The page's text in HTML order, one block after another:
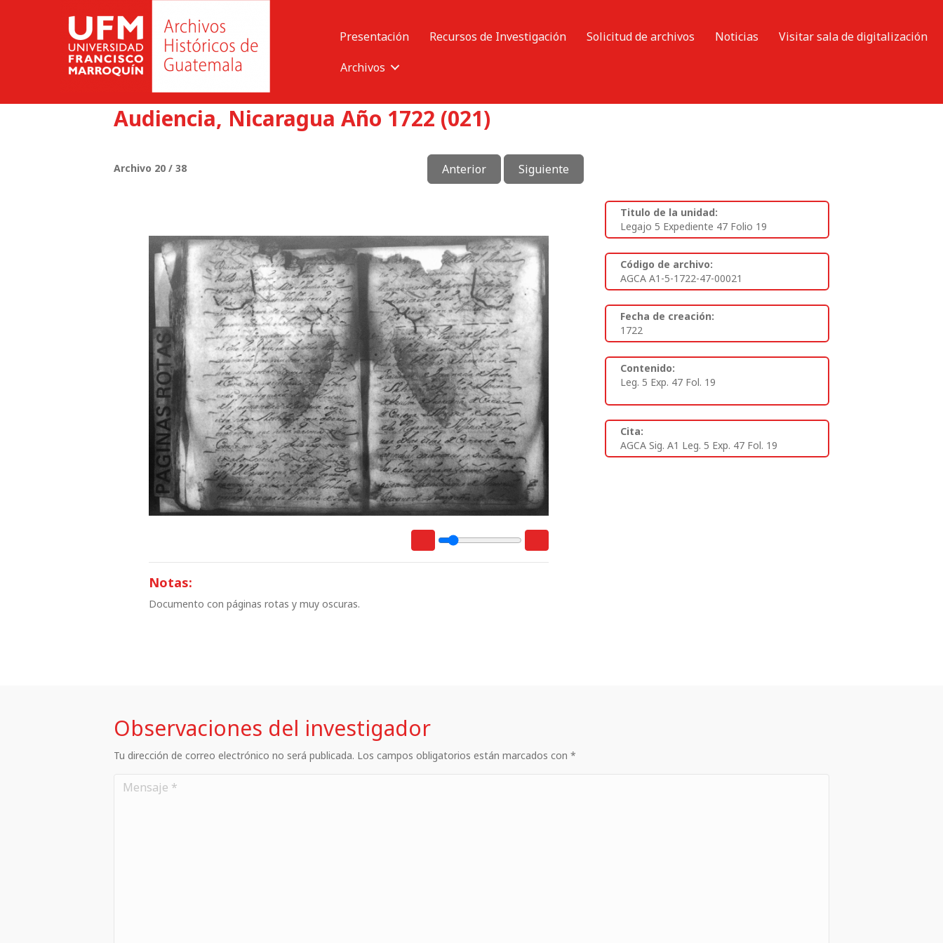
Presentación Recursos de Investigación Solicitud de archivos Noticias
Visitar sala de digitalización
Archivos
Audiencia, Nicaragua Año 1722 (021)
Archivo 20 / 38 Anterior Siguiente
Notas:
Documento con páginas rotas y muy oscuras.
Titulo de la unidad:
Legajo 5 Expediente 47 Folio 19
Código de archivo:
AGCA A1-5-1722-47-00021
Fecha de creación:
1722
Contenido:
Leg. 5 Exp. 47 Fol. 19
Cita:
AGCA Sig. A1 Leg. 5 Exp. 47 Fol. 19
Observaciones del investigador
Tu dirección de correo electrónico no será publicada. Los campos obligatorios están marcados con *